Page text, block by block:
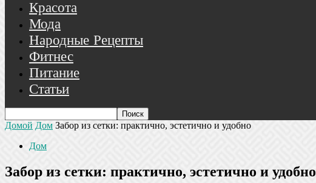
Красота
Мода
Народные Рецепты
Фитнес
Питание
Статьи
Домой Дом Забор из сетки: практично, эстетично и удобно
Дом
Забор из сетки: практично, эстетично и удобно